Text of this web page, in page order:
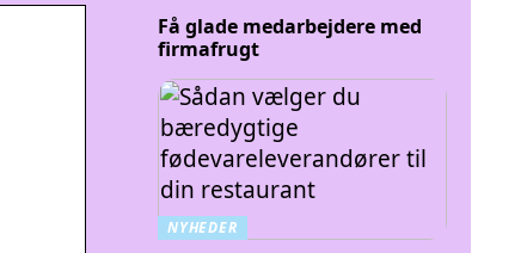
Få glade medarbejdere med
firmafrugt
NYHEDER